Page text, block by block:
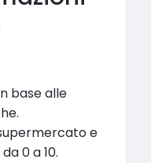
base alle
e
0 a 10.